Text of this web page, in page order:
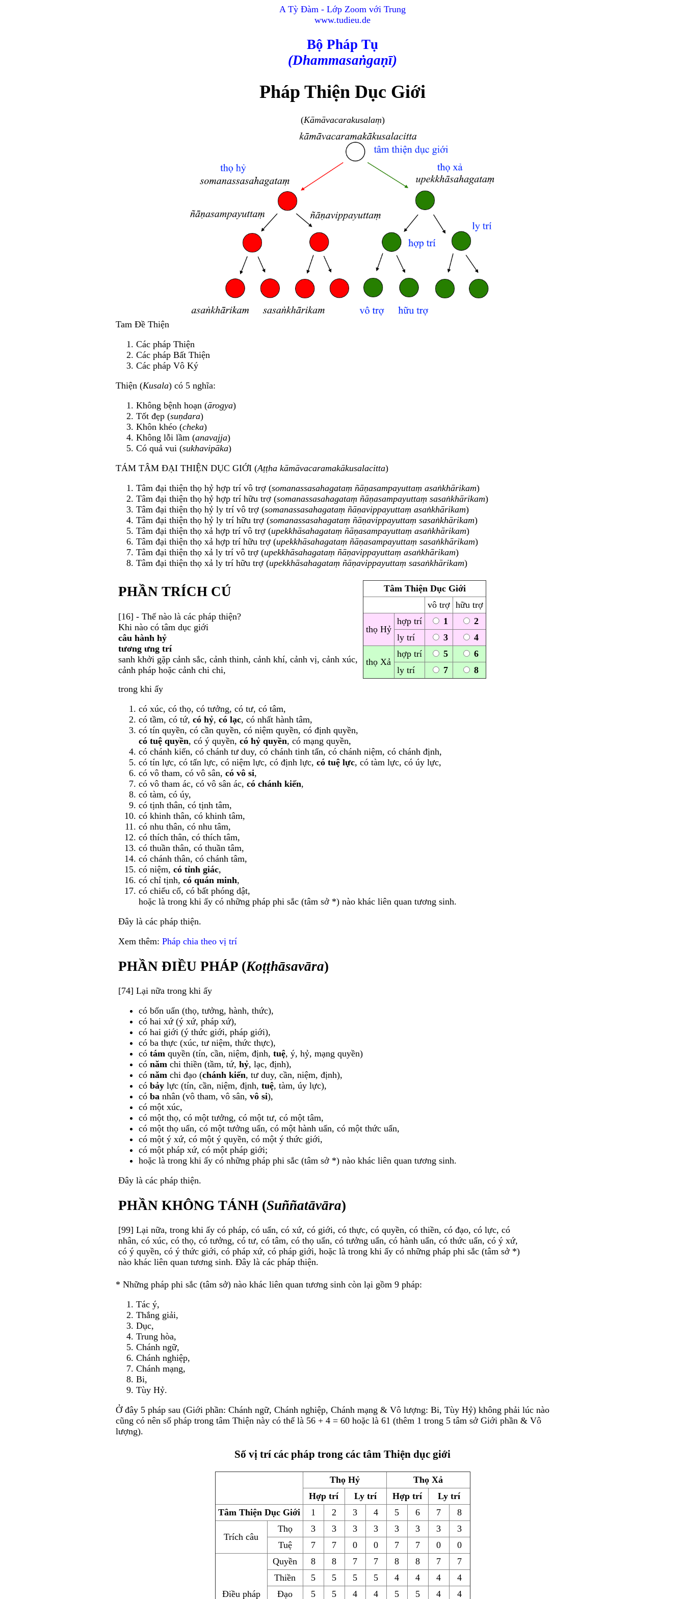
A Tỳ Đàm - Lớp Zoom với Trung
www.tudieu.de
Bộ Pháp Tụ
(Dhammasaṅgaṇī)
Pháp Thiện Dục Giới
(Kāmāvacarakusalaṃ)
Tam Đề Thiện
Các pháp Thiện
Các pháp Bất Thiện
Các pháp Vô Ký
Thiện (Kusala) có 5 nghĩa:
Không bệnh hoạn (ārogya)
Tốt đẹp (suṇdara)
Khôn khéo (cheka)
Không lỗi lầm (anavajja)
Có quả vui (sukhavipāka)
TÁM TÂM ÐẠI THIỆN DỤC GIỚI (Aṭṭha kāmāvacaramakākusalacitta)
Tâm đại thiện thọ hỷ hợp trí vô trợ (somanassasahagataṃ ñāṇasampayuttaṃ asaṅkhārikam)
Tâm đại thiện thọ hỷ hợp trí hữu trợ (somanassasahagataṃ ñāṇasampayuttaṃ sasaṅkhārikam)
Tâm đại thiện thọ hỷ ly trí vô trợ (somanassasahagataṃ ñāṇavippayuttaṃ asaṅkhārikam)
Tâm đại thiện thọ hỷ ly trí hữu trợ (somanassasahagataṃ ñāṇavippayuttaṃ sasaṅkhārikam)
Tâm đại thiện thọ xả hợp trí vô trợ (upekkhāsahagataṃ ñāṇasampayuttaṃ asaṅkhārikam)
Tâm đại thiện thọ xả hợp trí hữu trợ (upekkhāsahagataṃ ñāṇasampayuttaṃ sasaṅkhārikam)
Tâm đại thiện thọ xả ly trí vô trợ (upekkhāsahagataṃ ñāṇavippayuttaṃ asaṅkhārikam)
Tâm đại thiện thọ xả ly trí hữu trợ (upekkhāsahagataṃ ñāṇavippayuttaṃ sasaṅkhārikam)
PHẦN TRÍCH CÚ
[16] - Thế nào là các pháp thiện?
Khi nào có tâm dục giới
câu hành hỷ
tương ưng trí
sanh khởi gặp cảnh sắc, cảnh thinh, cảnh khí, cảnh vị, cảnh xúc,
cảnh pháp hoặc cảnh chi chi,
Tâm Thiện Dục Giới
vô trợ hữu trợ
thọ Hỷ
hợp trí 1
2
ly trí
3 4
thọ Xả
hợp trí 5
6
ly trí
7
8
trong khi ấy
có xúc, có thọ, có tưởng, có tư, có tâm,
có tầm, có tứ, có hỷ, có lạc, có nhất hành tâm,
có tín quyền, có cần quyền, có niệm quyền, có định quyền,
có tuệ quyền, có ý quyền, có hỷ quyền, có mạng quyền,
có chánh kiến, có chánh tư duy, có chánh tinh tấn, có chánh niệm, có chánh định,
có tín lực, có tấn lực, có niệm lực, có định lực, có tuệ lực, có tàm lực, có úy lực,
có vô tham, có vô sân, có vô si,
có vô tham ác, có vô sân ác, có chánh kiến,
có tàm, có úy,
có tịnh thân, có tịnh tâm,
có khinh thân, có khinh tâm,
có nhu thân, có nhu tâm,
có thích thân, có thích tâm,
có thuần thân, có thuần tâm,
có chánh thân, có chánh tâm,
có niệm, có tỉnh giác,
có chỉ tịnh, có quán minh,
có chiếu cố, có bất phóng dật,
hoặc là trong khi ấy có những pháp phi sắc (tâm sở *) nào khác liên quan tương sinh.
Ðây là các pháp thiện.
Xem thêm: Pháp chia theo vị trí
PHẦN ÐIỀU PHÁP (Koṭṭhāsavāra)
[74] Lại nữa trong khi ấy
có bốn uẩn (thọ, tưởng, hành, thức),
có hai xứ (ý xứ, pháp xứ),
có hai giới (ý thức giới, pháp giới),
có ba thực (xúc, tư niệm, thức thực),
có tám quyền (tín, cần, niệm, định, tuệ, ý, hỷ, mạng quyền)
có năm chi thiền (tầm, tứ, hỷ, lạc, định),
có năm chi đạo (chánh kiến, tư duy, cần, niệm, định),
có bảy lực (tín, cần, niệm, định, tuệ, tàm, úy lực),
có ba nhân (vô tham, vô sân, vô si),
có một xúc,
có một thọ, có một tưởng, có một tư, có một tâm,
có một thọ uẩn, có một tưởng uẩn, có một hành uẩn, có một thức uẩn,
có một ý xứ, có một ý quyền, có một ý thức giới,
có một pháp xứ, có một pháp giới;
hoặc là trong khi ấy có những pháp phi sắc (tâm sở *) nào khác liên quan tương sinh.
Ðây là các pháp thiện.
PHẦN KHÔNG TÁNH (Suññatāvāra)
[99] Lại nữa, trong khi ấy có pháp, có uẩn, có xứ, có giới, có thực, có quyền, có thiền, có đạo, có lực, có
nhân, có xúc, có thọ, có tưởng, có tư, có tâm, có thọ uẩn, có tưởng uẩn, có hành uẩn, có thức uẩn, có ý xứ,
có ý quyền, có ý thức giới, có pháp xứ, có pháp giới, hoặc là trong khi ấy có những pháp phi sắc (tâm sở *)
nào khác liên quan tương sinh. Ðây là các pháp thiện.
* Những pháp phi sắc (tâm sở) nào khác liên quan tương sinh còn lại gồm 9 pháp:
Tác ý,
Thắng giải,
Dục,
Trung hòa,
Chánh ngữ,
Chánh nghiệp,
Chánh mạng,
Bi,
Tùy Hỷ.
Ở đây 5 pháp sau (Giới phần: Chánh ngữ, Chánh nghiệp, Chánh mạng & Vô lượng: Bi, Tùy Hỷ) không phải lúc nào
cũng có nên số pháp trong tâm Thiện này có thể là 56 + 4 = 60 hoặc là 61 (thêm 1 trong 5 tâm sở Giới phần & Vô
lượng).
Số vị trí các pháp trong các tâm Thiện dục giới
Thọ Hỷ
Thọ Xả
Hợp trí
Ly trí Hợp trí
Ly trí
Tâm Thiện Dục Giới
1 2 3 4 5 6 7 8
Trích câu
Thọ 3 3 3 3 3 3 3
3
Tuệ
7 7 0 0 7 7 0 0
Điều pháp
Quyền 8 8 7 7 8 8 7
7
Thiền
5 5 5 5 4 4 4
4
Đạo
5 5 4 4 5 5 4 4